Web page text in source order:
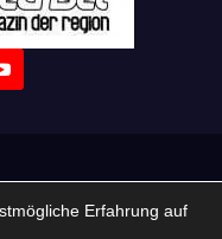
auf Wildwechsel.de
Erfahrung auf